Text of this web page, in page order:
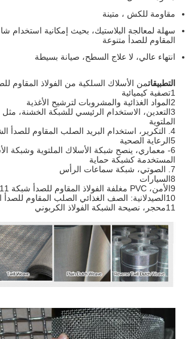
مقاومة للكش ، متينة
سهلة لمعالجة البلاستيك، بحيث إمكانية استخدام
المقاوم للصدأ متنوعة
انتهاء عالي، لا علاج السطح، صيانة بسيطة
التطبيقاتمن الأسلاك السلكية من الفولاذ المقاوم
3التعدين، الاستخدام الرئيسي للشبكة الخشنة، مثل
الملتوية
4. التكرير، استخدام البريد الصلب المقاوم للصدأ الشبكة الدقيقة
5الرعاية الصحية
6- معماري، ينصح شبكة الأسلاك الملتوية وشبكة
المستخدمة كشبكة حماية
10الصيدلانية: الصف الغذائي الصلب المقاوم للصدأ الشبكة الدقيقة
11محجر، نصيحة الشبكة الفولاذ الكربوني